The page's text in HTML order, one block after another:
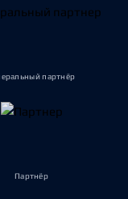
партнёр
Партнёр